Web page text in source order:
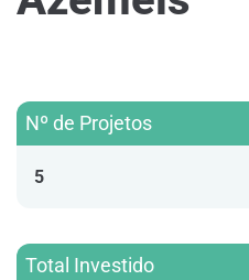
Nº de Projetos
5
Total Investido